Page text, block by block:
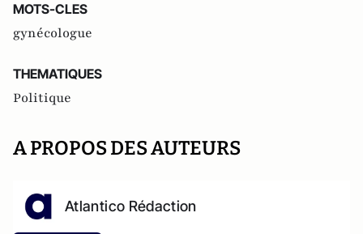
MOTS-CLES
gynécologue
THEMATIQUES
Politique
A PROPOS DES AUTEURS
Atlantico Rédaction